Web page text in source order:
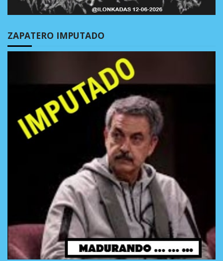
ZAPATERO IMPUTADO